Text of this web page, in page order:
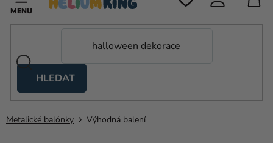
HLEDAT
stany
Kanekalon
Metalické balónky Výhodná balení